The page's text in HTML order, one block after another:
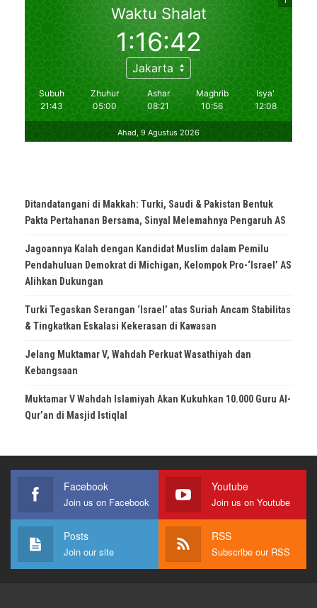
Ditandatangani di Makkah: Turki, Saudi & Pakistan Bentuk
Pakta Pertahanan Bersama, Sinyal Melemahnya Pengaruh AS
Jagoannya Kalah dengan Kandidat Muslim dalam Pemilu
Pendahuluan Demokrat di Michigan, Kelompok Pro-‘Israel’ AS
Alihkan Dukungan
Turki Tegaskan Serangan ‘Israel’ atas Suriah Ancam Stabilitas
& Tingkatkan Eskalasi Kekerasan di Kawasan
Jelang Muktamar V, Wahdah Perkuat Wasathiyah dan
Kebangsaan
Muktamar V Wahdah Islamiyah Akan Kukuhkan 10.000 Guru Al-
Qur’an di Masjid Istiqlal
Facebook
Join us on Facebook
Youtube
Join us on Youtube
Posts
Join our site
RSS
Subscribe our RSS